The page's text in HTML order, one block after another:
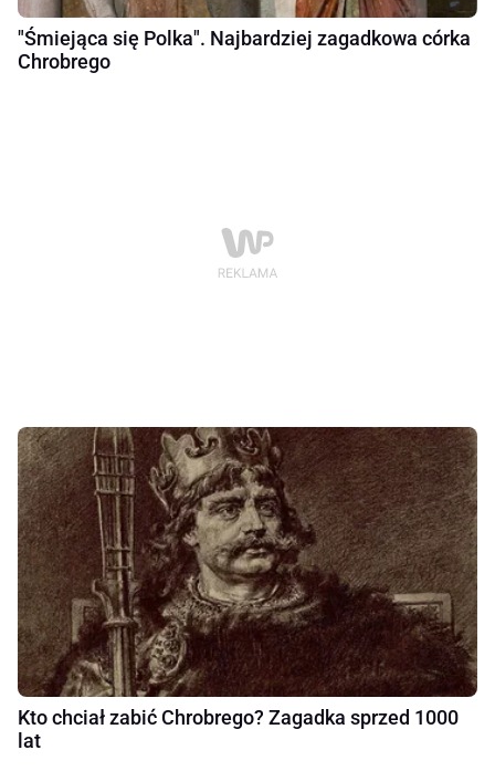
"Śmiejąca się Polka". Najbardziej zagadkowa córka
Chrobrego
Kto chciał zabić Chrobrego? Zagadka sprzed 1000
lat